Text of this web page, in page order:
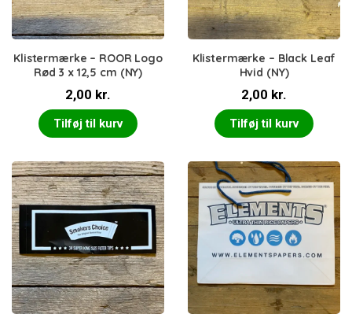
Klistermærke – ROOR Logo
Rød 3 x 12,5 cm (NY)
2,00 kr.
Tilføj til kurv
Klistermærke – Black Leaf
Hvid (NY)
2,00 kr.
Tilføj til kurv